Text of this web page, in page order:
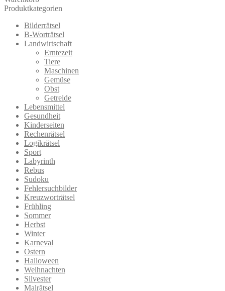
Produktkategorien
Bilderrätsel
B-Worträtsel
Landwirtschaft
Erntezeit
Tiere
Maschinen
Gemüse
Obst
Getreide
Lebensmittel
Gesundheit
Kinderseiten
Rechenrätsel
Logikrätsel
Sport
Labyrinth
Rebus
Sudoku
Fehlersuchbilder
Kreuzworträtsel
Frühling
Sommer
Herbst
Winter
Karneval
Ostern
Halloween
Weihnachten
Silvester
Malrätsel